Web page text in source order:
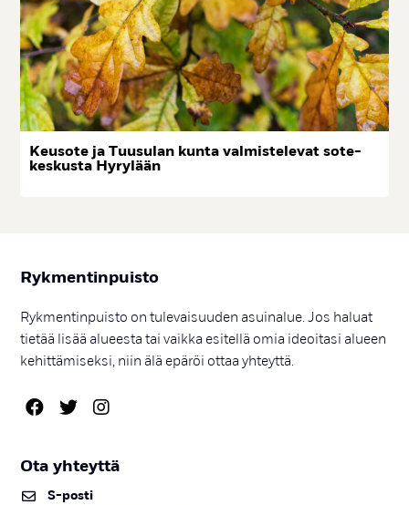
Keu­so­te ja Tuu­su­lan kun­ta val­mis­te­le­vat so­te-
kes­kus­ta Hy­ry­lään
Ryk­men­tin­puis­to
Rykmentinpuisto on tulevaisuuden asuinalue. Jos haluat
tietää lisää alueesta tai vaikka esitellä omia ideoitasi alueen
kehittämiseksi, niin älä epäröi ottaa yhteyttä.
Ota yh­teyt­tä
S-pos­ti